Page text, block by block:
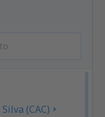
(CAC)